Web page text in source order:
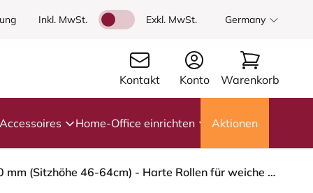
Inkl. MwSt. Exkl. MwSt. Germany
Kontakt Konto Warenkorb
Accessoires Home-Office einrichten Aktionen
HÅG Capisco 8106 - Mainline Flax (Camira) - Wolle / Leinen - MLF002 Beige-Grey - Schwarz - 200 mm (Sitzhöhe 46-64cm) - Harte Rollen für weiche Böden